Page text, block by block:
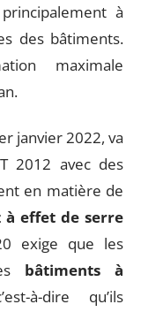
à
des bâtiments.
maximale
janvier 2022, va
2012 avec des
en matière de
à effet de serre
exige que les
bâtiments à
à-dire qu’ils